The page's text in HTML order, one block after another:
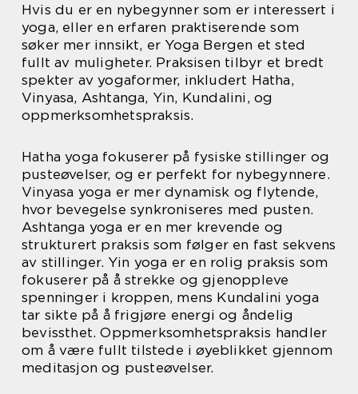
Hvis du er en nybegynner som er interessert i
yoga, eller en erfaren praktiserende som
søker mer innsikt, er Yoga Bergen et sted
fullt av muligheter. Praksisen tilbyr et bredt
spekter av yogaformer, inkludert Hatha,
Vinyasa, Ashtanga, Yin, Kundalini, og
oppmerksomhetspraksis.
Hatha yoga fokuserer på fysiske stillinger og
pusteøvelser, og er perfekt for nybegynnere.
Vinyasa yoga er mer dynamisk og flytende,
hvor bevegelse synkroniseres med pusten.
Ashtanga yoga er en mer krevende og
strukturert praksis som følger en fast sekvens
av stillinger. Yin yoga er en rolig praksis som
fokuserer på å strekke og gjenoppleve
spenninger i kroppen, mens Kundalini yoga
tar sikte på å frigjøre energi og åndelig
bevissthet. Oppmerksomhetspraksis handler
om å være fullt tilstede i øyeblikket gjennom
meditasjon og pusteøvelser.